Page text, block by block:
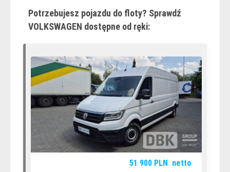
Potrzebujesz pojazdu do floty? Sprawdź
VOLKSWAGEN dostępne od ręki:
51 900 PLN netto